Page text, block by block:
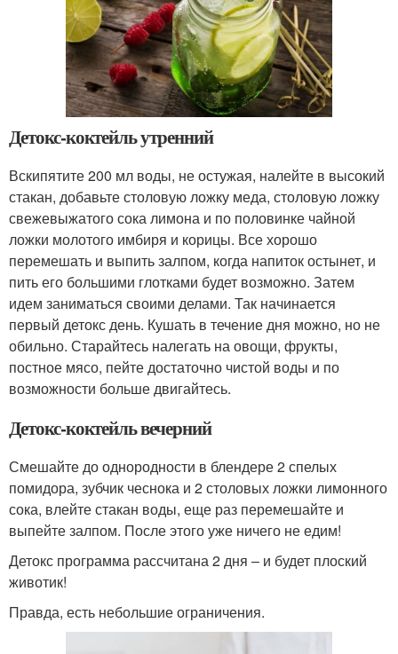
Детокс-коктейль утренний
Вскипятите 200 мл воды, не остужая, налейте в высокий
стакан, добавьте столовую ложку меда, столовую ложку
свежевыжатого сока лимона и по половинке чайной
ложки молотого имбиря и корицы. Все хорошо
перемешать и выпить залпом, когда напиток остынет, и
пить его большими глотками будет возможно. Затем
идем заниматься своими делами. Так начинается
первый детокс день. Кушать в течение дня можно, но не
обильно. Старайтесь налегать на овощи, фрукты,
постное мясо, пейте достаточно чистой воды и по
возможности больше двигайтесь.
Детокс-коктейль вечерний
Смешайте до однородности в блендере 2 спелых
помидора, зубчик чеснока и 2 столовых ложки лимонного
сока, влейте стакан воды, еще раз перемешайте и
выпейте залпом. После этого уже ничего не едим!
Детокс программа рассчитана 2 дня – и будет плоский
животик!
Правда, есть небольшие ограничения.